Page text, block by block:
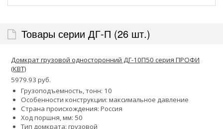
Товары серии ДГ-П (26 шт.)
Домкрат грузовой односторонний ДГ-10П50 серия ПРОФИ
(КВТ)
5979.93 руб.
Грузоподъемность, тонн: 10
Особенности конструкции: максимальное давление
Страна происхождения: Россия
Ход поршня, мм: 50
Тип домкрата: грузовой